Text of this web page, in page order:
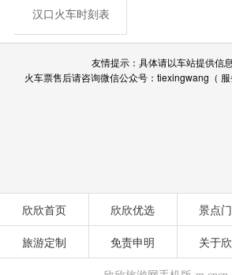
汉口火车时刻表
友情提示：具体请以车站提供信息
火车票售后请咨询微信公众号：tiexingwang（ 服
欣欣首页 欣欣优选 景点
旅游定制 免责申明 关于